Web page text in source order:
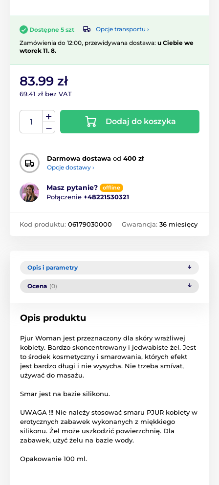
Dostępne 5 szt
Opcje transportu ›
Zamówienia do 12:00, przewidywana dostawa: u Ciebie we
wtorek 11. 8.
83.99 zł
69.41 zł bez VAT
Dodaj do koszyka
Darmowa dostawa od 400 zł
Opcje dostawy ›
Masz pytanie? offline
Połączenie +48221530321
Kod produktu: 06179030000 Gwarancja: 36 miesięcy
Opis i parametry
Ocena (0)
Opis produktu
Pjur Woman jest przeznaczony dla skóry wrażliwej
kobiety. Bardzo skoncentrowany i jedwabiste żel. Jest
to środek kosmetyczny i smarowania, których efekt
jest bardzo długi i nie wysycha. Nie trzeba smívat,
używać do masażu.
Smar jest na bazie silikonu.
UWAGA !!! Nie należy stosować smaru PJUR kobiety w
erotycznych zabawek wykonanych z miękkiego
silikonu. Żel może uszkodzić powierzchnię. Dla
zabawek, użyć żelu na bazie wody.
Opakowanie 100 ml.